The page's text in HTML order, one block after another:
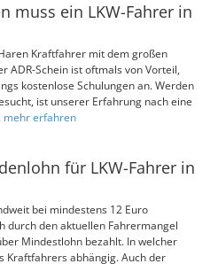
muss ein LKW-Fahrer in
Kraftfahrer mit dem großen
ADR-Schein ist oftmals von Vorteil,
kostenlose Schulungen an. Werden
ist unserer Erfahrung nach eine
mehr erfahren
für LKW-Fahrer in
bei mindestens 12 Euro
durch den aktuellen Fahrermangel
Mindestlohn bezahlt. In welcher
Kraftfahrers abhängig. Auch der